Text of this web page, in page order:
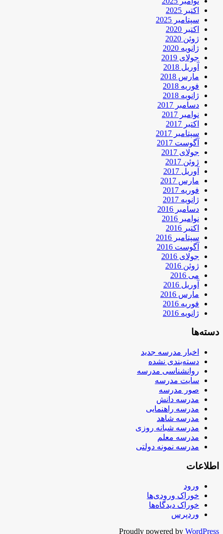
اکتبر 2025
سپتامبر 2025
اکتبر 2020
ژوئن 2020
ژانویه 2020
جولای 2019
آوریل 2018
مارس 2018
فوریه 2018
ژانویه 2018
دسامبر 2017
نوامبر 2017
اکتبر 2017
سپتامبر 2017
آگوست 2017
جولای 2017
ژوئن 2017
آوریل 2017
مارس 2017
فوریه 2017
ژانویه 2017
دسامبر 2016
نوامبر 2016
اکتبر 2016
سپتامبر 2016
آگوست 2016
جولای 2016
ژوئن 2016
می 2016
آوریل 2016
مارس 2016
فوریه 2016
ژانویه 2016
دسته‌ها
اخبار مدرسه جدید
دسته‌بندی نشده
روانشناسی مدرسه
سایت مدرسه
صور مدرسه
مدرسه دانش
مدرسه راهنمایی
مدرسه شاهد
مدرسه شبانه روزی
مدرسه معلم
مدرسه نمونه دولتی
اطلاعات
ورود
خوراک ورودی‌ها
خوراک دیدگاه‌ها
وردپرس
Proudly powered by WordPress